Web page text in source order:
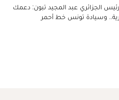
الجزائري عبد المجيد تبون: دعمك
وسيادة تونس خط أحمر